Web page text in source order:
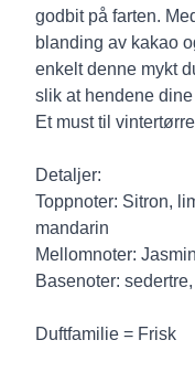
godbit på farten.
blanding av kakao
enkelt denne mykt
slik at hendene
Et must til
Detaljer:
Toppnoter: Sitron,
mandarin
Mellomnoter:
Basenoter:
Duftfamilie = Frisk